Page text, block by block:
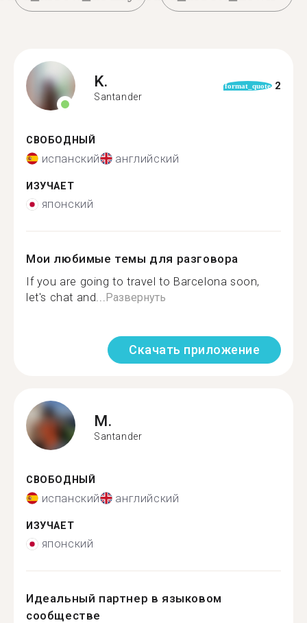
K.
Santander
format_quote 2
СВОБОДНЫЙ
испанский английский
ИЗУЧАЕТ
японский
Мои любимые темы для разговора
If you are going to travel to Barcelona soon,
let's chat and...Развернуть
Скачать приложение
M.
Santander
СВОБОДНЫЙ
испанский английский
ИЗУЧАЕТ
японский
Идеальный партнер в языковом
сообществе